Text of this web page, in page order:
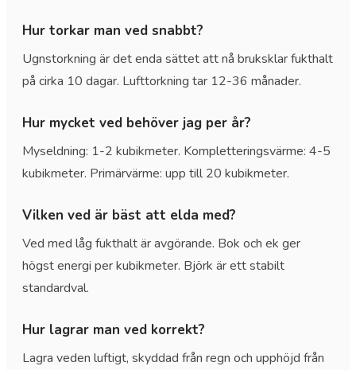
Hur torkar man ved snabbt?
Ugnstorkning är det enda sättet att nå bruksklar fukthalt
på cirka 10 dagar. Lufttorkning tar 12-36 månader.
Hur mycket ved behöver jag per år?
Myseldning: 1-2 kubikmeter. Kompletteringsvärme: 4-5
kubikmeter. Primärvärme: upp till 20 kubikmeter.
Vilken ved är bäst att elda med?
Ved med låg fukthalt är avgörande. Bok och ek ger
högst energi per kubikmeter. Björk är ett stabilt
standardval.
Hur lagrar man ved korrekt?
Lagra veden luftigt, skyddad från regn och upphöjd från